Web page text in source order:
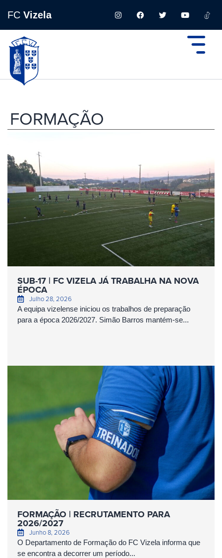
FC Vizela
FORMAÇÃO
SUB-17 | FC VIZELA JÁ TRABALHA NA NOVA
ÉPOCA
Julho 28, 2026
A equipa vizelense iniciou os trabalhos de preparação
para a época 2026/2027. Simão Barros mantém-se...
FORMAÇÃO | RECRUTAMENTO PARA
2026/2027
Junho 8, 2026
O Departamento de Formação do FC Vizela informa que
se encontra a decorrer um período...